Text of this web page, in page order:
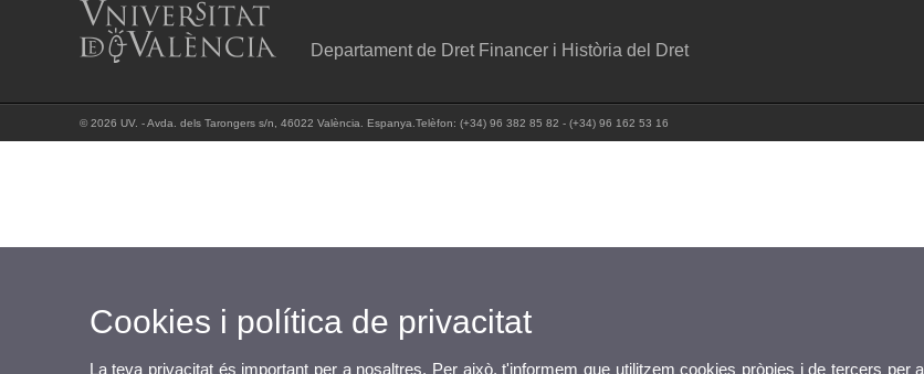
Departament de Dret Financer i Història del Dret
© 2026 UV. - Avda. dels Tarongers s/n, 46022 València. Espanya.Telèfon: (+34) 96 382 85 82 - (+34) 96 162 53 16
Cookies i política de privacitat
La teva privacitat és important per a nosaltres. Per això, t'informem que utilitzem cookies pròpies i de tercers per